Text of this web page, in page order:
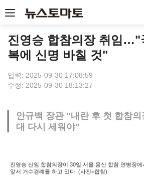
진영승 합참의장 취임…"
복에 신명 바칠 것"
입력: 2025-09-30 17:08:59
수정: 2025-09-30 18:13:27
안규백 장관 "내란 후 첫 합참
대 다시 세워야"
진영승 신임 합참의장이 30일 서울 용산 합참 연병장
앞서 거수경례를 하고 있다. (사진=합참)